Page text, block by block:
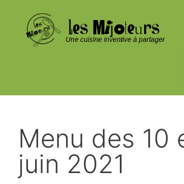
contenu
Menu des 10
juin 2021